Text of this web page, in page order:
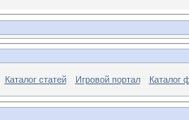
Каталог статей Игровой портал Каталог